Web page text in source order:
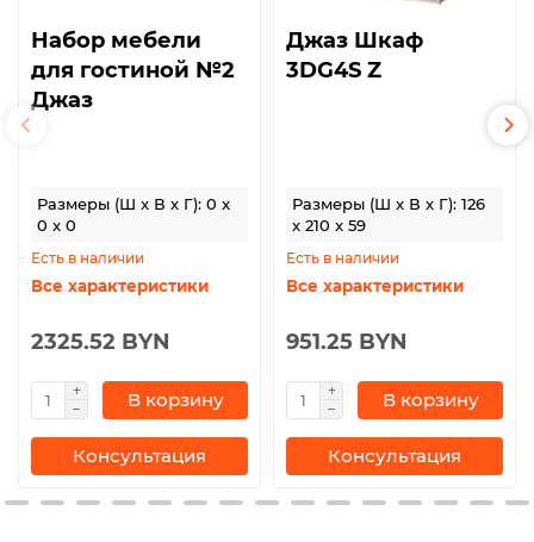
Набор мебели
для гостиной №2
Джаз
Размеры (Ш x В x Г): 0 x
0 x 0
Есть в наличии
Все характеристики
2325.52 BYN
В корзину
Консультация
Джаз Шкаф
3DG4S Z
Размеры (Ш x В x Г): 126
x 210 x 59
Есть в наличии
Все характеристики
951.25 BYN
В корзину
Консультация